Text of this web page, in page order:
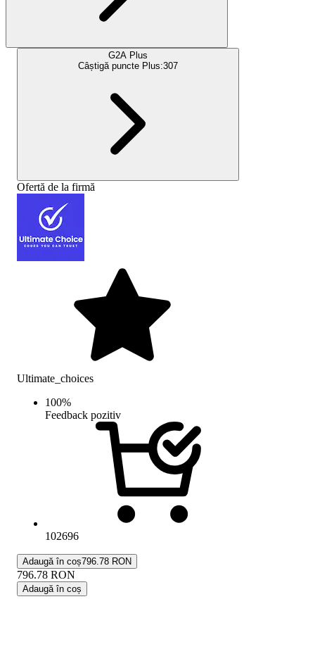
G2A Plus
Câștigă puncte Plus:307
Ofertă de la firmă
Ultimate_choices
100%
Feedback pozitiv
102696
Adaugă în coș796.78 RON
796.78 RON
Adaugă în coș